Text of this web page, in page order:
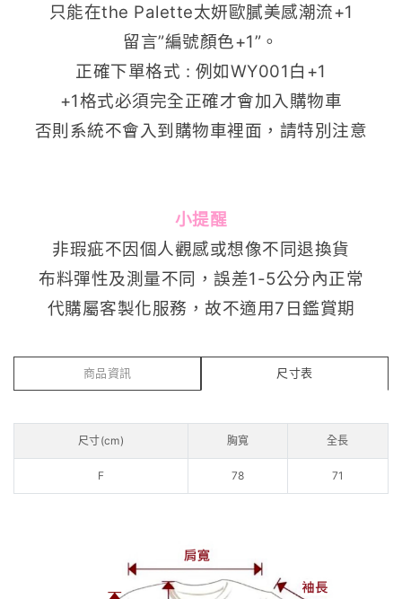
只能在the Palette太妍歐膩美感潮流+1
留言”編號顏色+1”。
正確下單格式 : 例如WY001白+1
+1格式必須完全正確才會加入購物車
否則系統不會入到購物車裡面，請特別注意
小提醒
非瑕疵不因個人觀感或想像不同退換貨
布料彈性及測量不同，誤差1-5公分內正常
代購屬客製化服務，故不適用7日鑑賞期
商品資訊 尺寸表
尺寸(cm) 胸寬 全長
F 78 71